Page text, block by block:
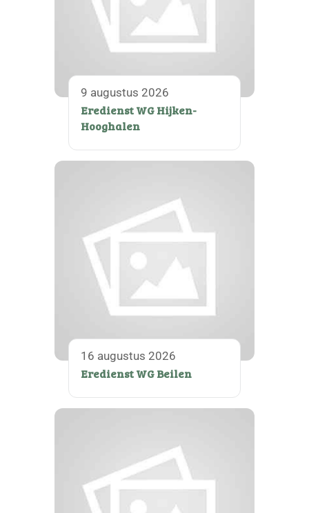
9 augustus 2026
Eredienst WG Hijken-
Hooghalen
16 augustus 2026
Eredienst WG Beilen